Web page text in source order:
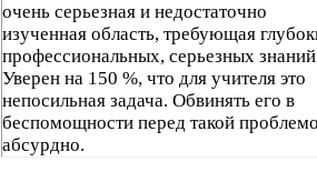
очень серьезная и недостаточно
изученная область, требующая
профессиональных, серьезных
Уверен на 150 %, что для учителя это
непосильная задача. Обвинять его в
беспомощности перед такой
абсурдно.